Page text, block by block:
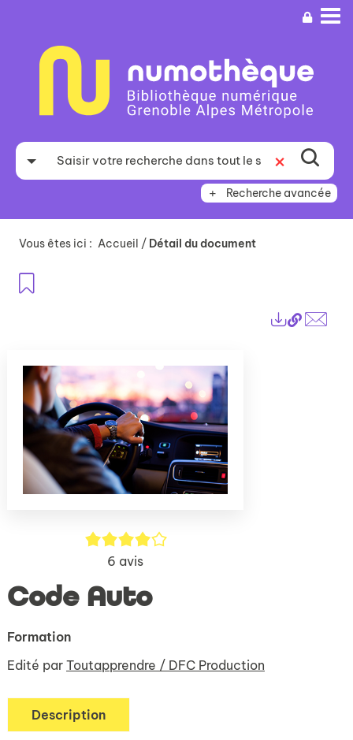
recherche
Recherche avancée
Vous êtes ici : Accueil / Détail du document
Lien
4/5
6 avis
Code Auto
Formation
Edité par Toutapprendre / DFC Production
Description